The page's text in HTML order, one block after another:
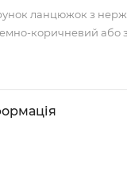
ланцюжок з
коричневий або